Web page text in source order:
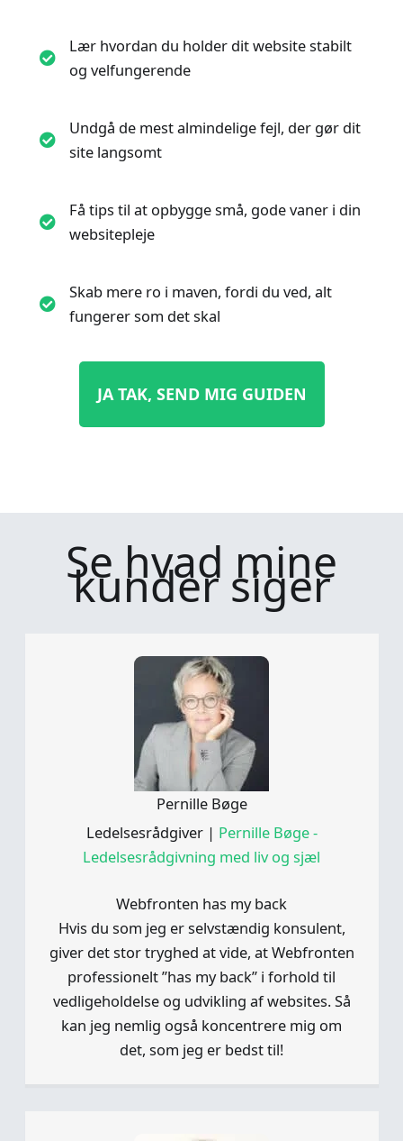
Lær hvordan du holder dit website stabilt
og velfungerende
Undgå de mest almindelige fejl, der gør dit
site langsomt
Få tips til at opbygge små, gode vaner i din
websitepleje
Skab mere ro i maven, fordi du ved, alt
fungerer som det skal
JA TAK, SEND MIG GUIDEN
Se hvad mine
kunder siger
Pernille Bøge
Ledelsesrådgiver| Pernille Bøge -
Ledelsesrådgivning med liv og sjæl
Webfronten has my back
Hvis du som jeg er selvstændig konsulent,
giver det stor tryghed at vide, at Webfronten
professionelt ”has my back” i forhold til
vedligeholdelse og udvikling af websites. Så
kan jeg nemlig også koncentrere mig om
det, som jeg er bedst til!